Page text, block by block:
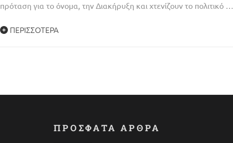
πρόταση για το όνομα, την Διακήρυξη και χτενίζουν το πολιτικό …
ΠΕΡΙΣΣΌΤΕΡΑ
ΠΡΟΣΦΑΤΑ ΑΡΘΡΑ